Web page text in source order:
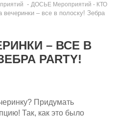
- ДОСЬЕ Мероприятий - КТО
вечеринки – все в полоску! Зебра
– ВСЕ В
PARTY!
Придумать
Так, как это было